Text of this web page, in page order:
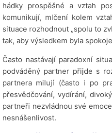
hádky prospěšné a vztah
komunikují, mlčení kolem
situace rozhodnout „spolu to
tak, aby výsledkem byla
Často nastávají paradoxní
podváděný partner přijde s
partnera milují (často i po
přesvědčování, vydírání,
partneři nezvládnou své
nesnášenlivost.